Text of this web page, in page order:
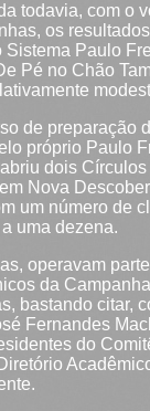
todavia, com o
os
Sistema Paulo
Pé no Chão
de preparação
próprio Paulo
dois
Nova
um número de
uma dezena.
operavam
da
bastando citar,
Fernandes
do